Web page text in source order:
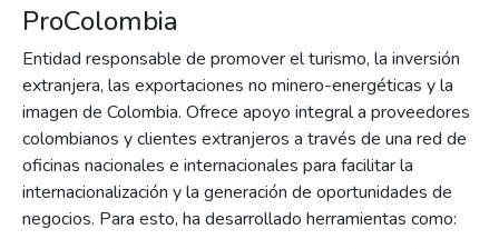
ProColombia
Entidad responsable de promover el turismo, la inversión
extranjera, las exportaciones no minero-energéticas y la
imagen de Colombia. Ofrece apoyo integral a proveedores
colombianos y clientes extranjeros a través de una red de
oficinas nacionales e internacionales para facilitar la
internacionalización y la generación de oportunidades de
negocios. Para esto, ha desarrollado herramientas como: